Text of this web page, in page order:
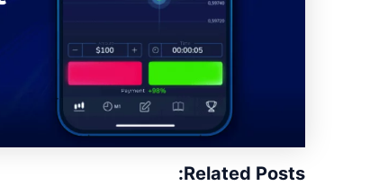
Related Posts: